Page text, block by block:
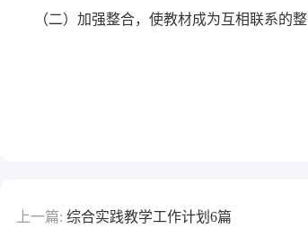
（二）加强整合，使教材成为互相联系的整
上一篇: 综合实践教学工作计划6篇